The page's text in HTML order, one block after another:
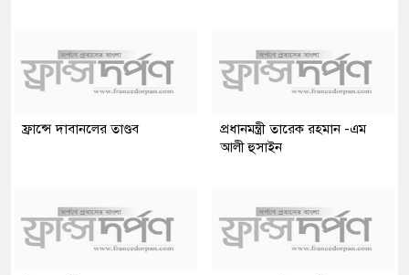
ফ্রান্সে দাবানলের তাণ্ডব
প্রধানমন্ত্রী তারেক রহমান -এম
আলী হুসাইন